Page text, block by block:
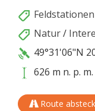
Feldstationen
Natur/
49°31'06"N
626 m n. p. m.
Route